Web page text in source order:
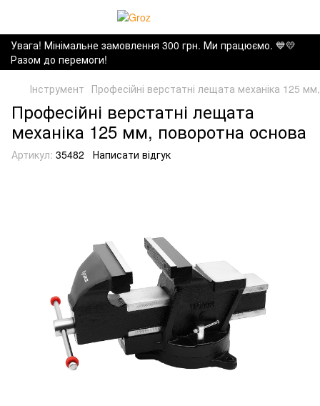
Увага! Мінімальне замовлення 300 грн. Ми працюємо. ​💙💛
Разом до перемоги!
Інструмент Професійні верстатні лещата механіка 125
Професійні верстатні лещата
механіка 125 мм, поворотна основа
Артикул: 35482 Написати відгук